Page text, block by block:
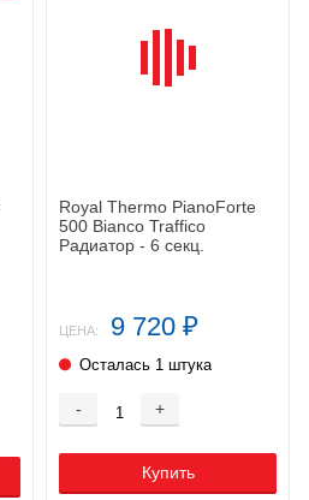
Royal Thermo PianoForte
500 Bianco Traffico
Радиатор - 6 секц.
ЦЕНА: 9 720 ₽
Осталась 1 штука
- +
Купить